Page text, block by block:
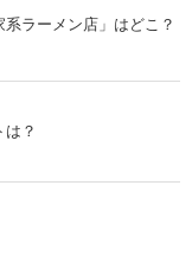
ラーメン店」はどこ？
？